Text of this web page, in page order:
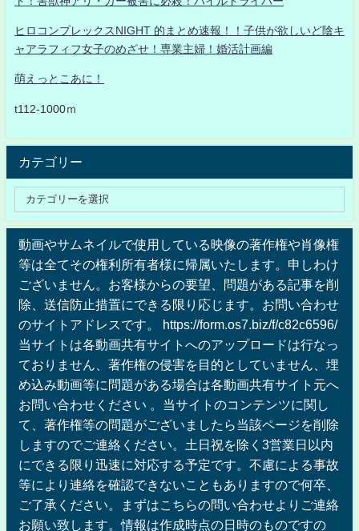
ヒロコンプレックスNIGHT 的まとめ速報！！子供が欲しいど陰キ
ャアラフィフ女子のめざせ！専業主婦！婚活計画編
萌えっとこあに！
t112-1000ｍ
カテゴリー
動画やサムネイルで使用している映像の著作権や肖像権
等は全てその権利所有者様に帰属いたします。申しわけ
ございません。お客様からの要望、問題がある記事を削
除、送信防止措置にできる限り応じます。お問い合わせ
のサイトアドレスです。 https://form.os7.biz/f/c82c6596/
当サイトは各動画共有サイトへのアップロードは行なっ
ておりません、著作権の侵害を目的としていません、埋
め込み動画等に問題がある場合は各動画共有サイト元へ
お問い合わせください 。当サイトのコンテンツに関し
て、著作権等の問題がございましたら当該ページを削除
しますのでご連絡ください。土日祝を除く3営業日以内
にできる限り迅速に対応する予定です。不慮による事故
等により連絡を確認できないこともありますので何卒、
ご了承ください。まずはこちらの問い合わせよりご連絡
お願い致します。情報は作成時点の日時のものですの